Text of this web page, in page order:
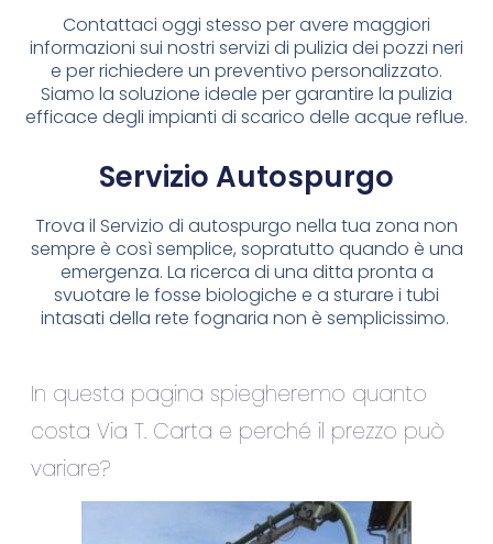
Contattaci oggi stesso per avere maggiori
informazioni sui nostri servizi di pulizia dei pozzi neri
e per richiedere un preventivo personalizzato.
Siamo la soluzione ideale per garantire la pulizia
efficace degli impianti di scarico delle acque reflue.
Servizio Autospurgo
Trova il Servizio di autospurgo nella tua zona non
sempre è così semplice, sopratutto quando è una
emergenza. La ricerca di una ditta pronta a
svuotare le fosse biologiche e a sturare i tubi
intasati della rete fognaria non è semplicissimo.
In questa pagina spiegheremo quanto
costa Via T. Carta e perché il prezzo può
variare?